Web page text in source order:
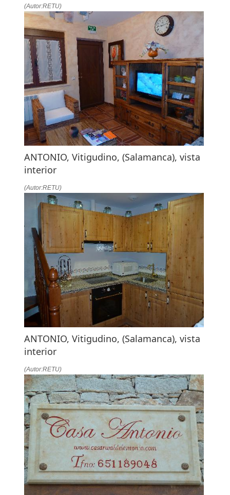
(Autor:RETU)
ANTONIO, Vitigudino, (Salamanca), vista
interior
(Autor:RETU)
ANTONIO, Vitigudino, (Salamanca), vista
interior
(Autor:RETU)